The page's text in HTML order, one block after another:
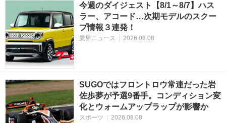
今週のダイジェスト【8/1～8/7】ハス
ラー、アコード…次期モデルのスクー
プ情報３連発！
業界ニュース | 2026.08.08
SUGOではフロントロウ常連だった岩
佐歩夢が予選9番手。コンディション変
化とウォームアップラップが影響か
スポーツ | 2026.08.08